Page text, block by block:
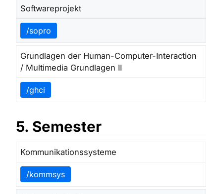
Softwareprojekt
/sopro
Grundlagen der Human-Computer-Interaction
/ Multimedia Grundlagen II
/ghci
5. Semester
Kommunikationssysteme
/kommsys